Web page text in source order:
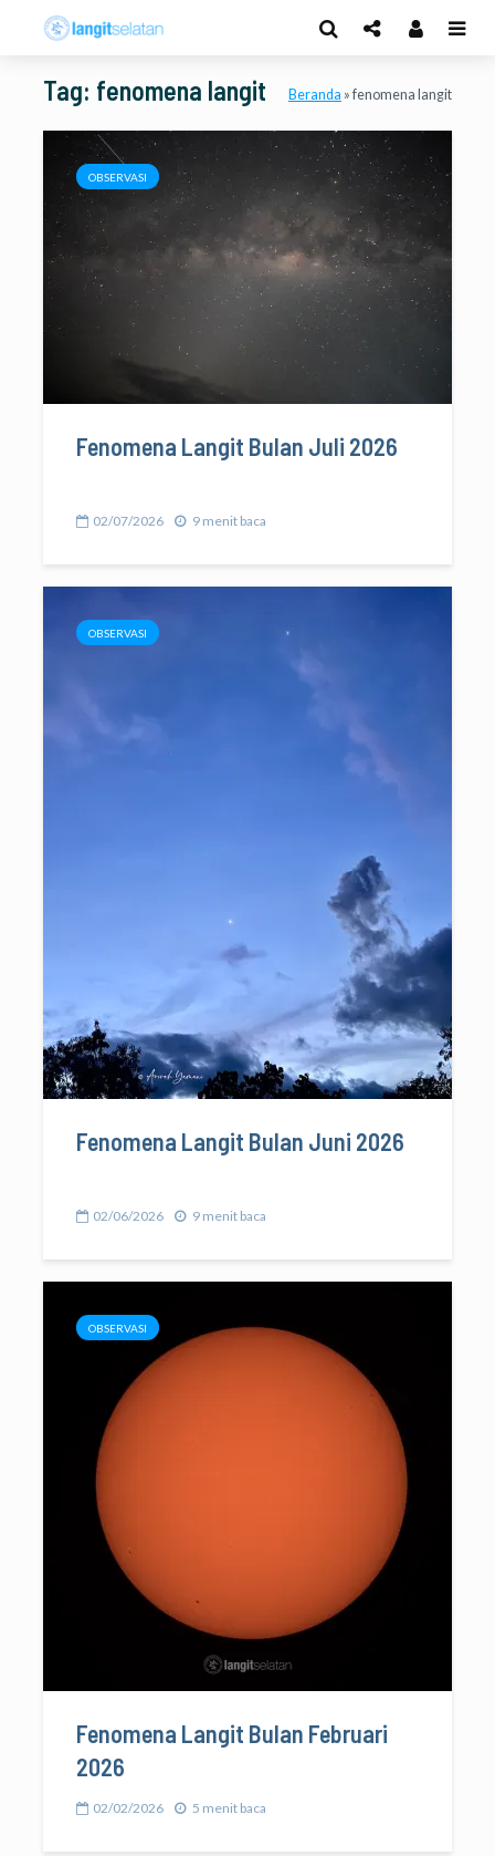
Tag: fenomena langit Beranda » fenomena langit
OBSERVASI
Fenomena Langit Bulan Juli 2026
02/07/2026 9 menit baca
OBSERVASI
Fenomena Langit Bulan Juni 2026
02/06/2026 9 menit baca
OBSERVASI
Fenomena Langit Bulan Februari
2026
02/02/2026 5 menit baca